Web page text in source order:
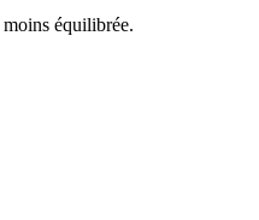
équilibrée.